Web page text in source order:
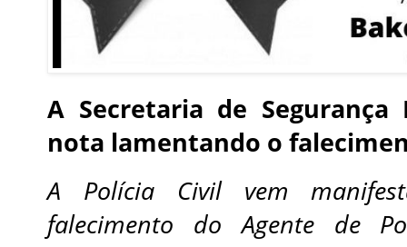
A Secretaria de
nota lamentando o
A Polícia Civil vem
falecimento do Agente de